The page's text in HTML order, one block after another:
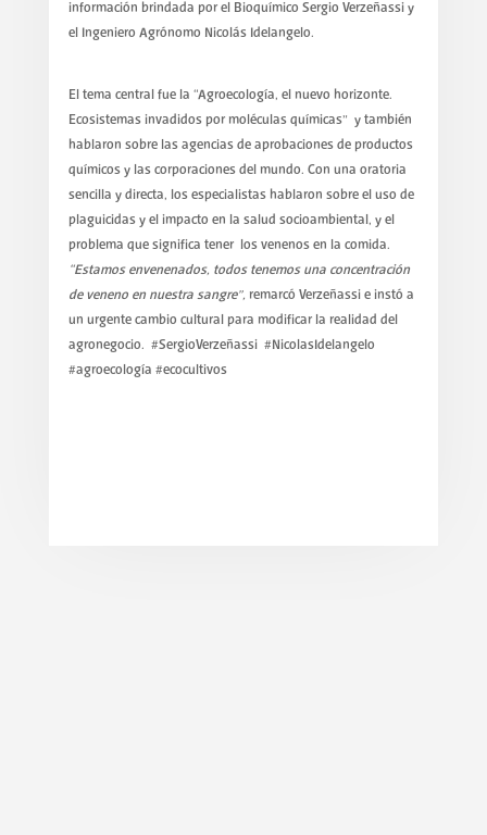
información brindada por el Bioquímico Sergio Verzeñassi y
el Ingeniero Agrónomo Nicolás Idelangelo.
El tema central fue la “Agroecología, el nuevo horizonte.
Ecosistemas invadidos por moléculas químicas” y también
hablaron sobre las agencias de aprobaciones de productos
químicos y las corporaciones del mundo. Con una oratoria
sencilla y directa, los especialistas hablaron sobre el uso de
plaguicidas y el impacto en la salud socioambiental, y el
problema que significa tener los venenos en la comida.
“Estamos envenenados, todos tenemos una concentración
de veneno en nuestra sangre”, remarcó Verzeñassi e instó a
un urgente cambio cultural para modificar la realidad del
agronegocio. #SergioVerzeñassi #NicolasIdelangelo
#agroecología #ecocultivos